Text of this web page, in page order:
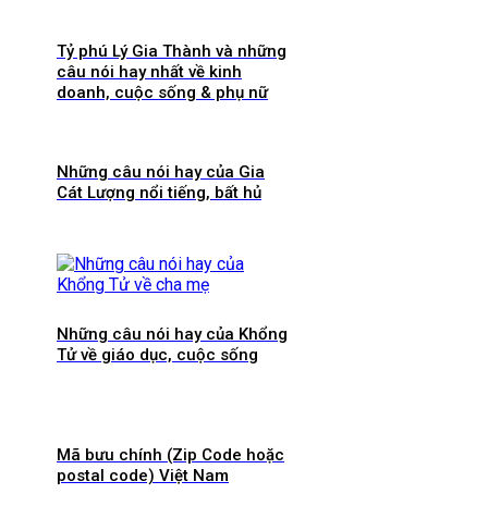
Tỷ phú Lý Gia Thành và những
câu nói hay nhất về kinh
doanh, cuộc sống & phụ nữ
Những câu nói hay của Gia
Cát Lượng nổi tiếng, bất hủ
Những câu nói hay của Khổng
Tử về giáo dục, cuộc sống
Mã bưu chính (Zip Code hoặc
postal code) Việt Nam